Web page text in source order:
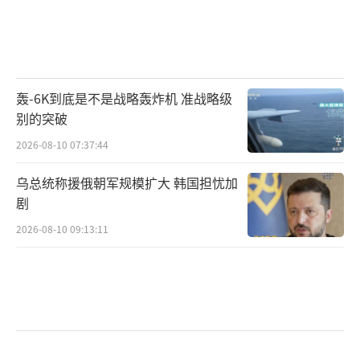
轰-6K到底是不是战略轰炸机 准战略级
别的突破
2026-08-10 07:37:44
乌总统称援俄朝军规模扩大 韩国担忧加
剧
2026-08-10 09:13:11